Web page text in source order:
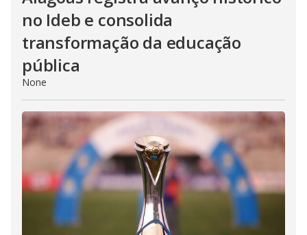
no Ideb e consolida
transformação da educação
pública
None